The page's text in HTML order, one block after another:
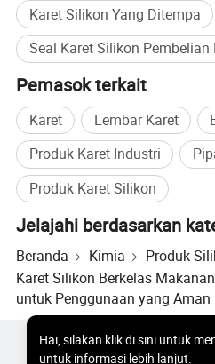
Karet Silikon Yang Ditempa
Seal Karet Silikon Pembelian
Pemasok terkait
Karet Lembar Karet
Produk Karet Industri
Produk Karet Silikon
Jelajahi berdasarkan
Beranda Kimia Produk
Karet Silikon Berkelas
untuk Penggunaan yang Aman
Hai,silakan klik di sini untuk
untuk informasi lebih lanjut.
Produk Populer Harga Produk